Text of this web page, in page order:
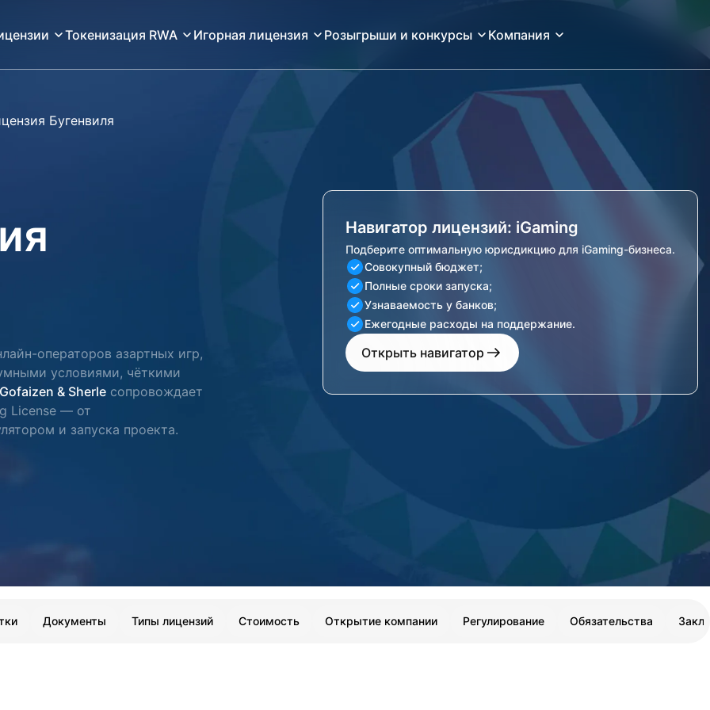
Токенизация RWA Игорная лицензия Розыгрыши и конкурсы Компания
Бугенвиля
операторов азартных игр,
условиями, чёткими
Gofaizen & Sherle сопровождает
License — от
и запуска проекта.
Навигатор лицензий: iGaming
Подберите оптимальную юрисдикцию для iGaming-бизнеса.
Совокупный бюджет;
Полные сроки запуска;
Узнаваемость у банков;
Ежегодные расходы на поддержание.
Открыть навигатор
Документы Типы лицензий Стоимость Открытие компании Регулирование Обязательства